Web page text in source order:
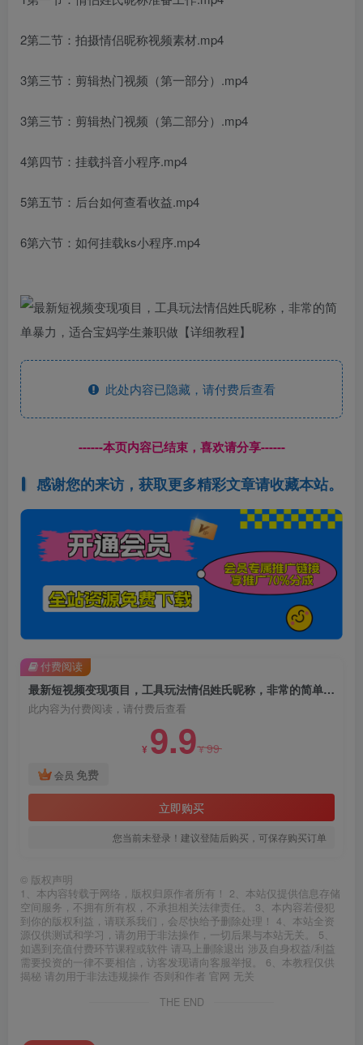
2第二节：拍摄情侣昵称视频素材.mp4
3第三节：剪辑热门视频（第一部分）.mp4
3第三节：剪辑热门视频（第二部分）.mp4
4第四节：挂载抖音小程序.mp4
5第五节：后台如何查看收益.mp4
6第六节：如何挂载ks小程序.mp4
此处内容已隐藏，请付费后查看
------本页内容已结束，喜欢请分享------
感谢您的来访，获取更多精彩文章请收藏本站。
最新短视频变现项目，工具玩法情侣姓氏昵称，非常的简单暴力，适合宝妈学生兼职做【详细教程】
此内容为付费阅读，请付费后查看
¥ 9.9¥99
会员 免费
立即购买
您当前未登录！建议登陆后购买，可保存购买订单
付费阅读
© 版权声明
1、本内容转载于网络，版权归原作者所有！ 2、本站仅提供信息存储
空间服务，不拥有所有权，不承担相关法律责任。 3、本内容若侵犯
到你的版权利益，请联系我们，会尽快给予删除处理！ 4、本站全资
源仅供测试和学习，请勿用于非法操作，一切后果与本站无关。 5、
如遇到充值付费环节课程或软件 请马上删除退出 涉及自身权益/利益
需要投资的一律不要相信，访客发现请向客服举报。 6、本教程仅供
揭秘 请勿用于非法违规操作 否则和作者 官网 无关
THE END